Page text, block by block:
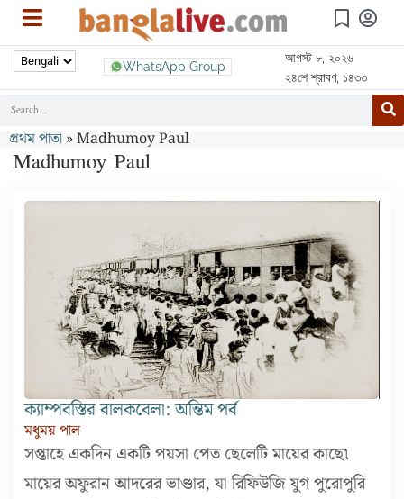
WhatsApp Group
আগস্ট ৮, ২০২৬
২৪শে শ্রাবণ, ১৪৩৩
প্রথম পাতা »Madhumoy Paul
Madhumoy Paul
ক্যাম্পবস্তির বালকবেলা: অন্তিম পর্ব
মধুময় পাল
সপ্তাহে একদিন একটি পয়সা পেত ছেলেটি মায়ের কাছে৷
মায়ের অফুরান আদরের ভাণ্ডার, যা রিফিউজি যুগ পুরোপুরি